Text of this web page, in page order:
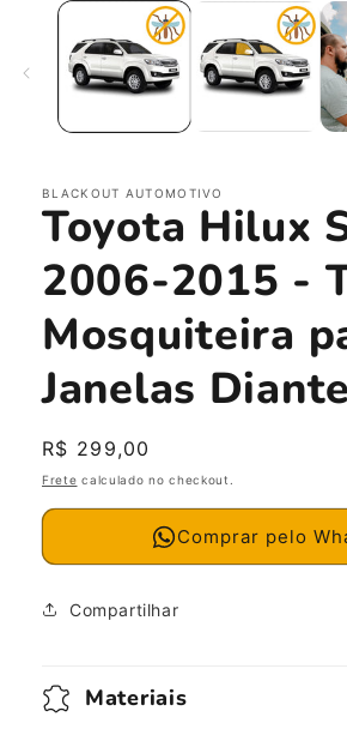
modal
BLACKOUT AUTOMOTIVO
Toyota Hilux
2006-2015 -
Mosquiteira
Janelas
Preço
normal
R$ 299,00
Frete calculado no checkout.
Comprar pelo
Compartilhar
Materiais